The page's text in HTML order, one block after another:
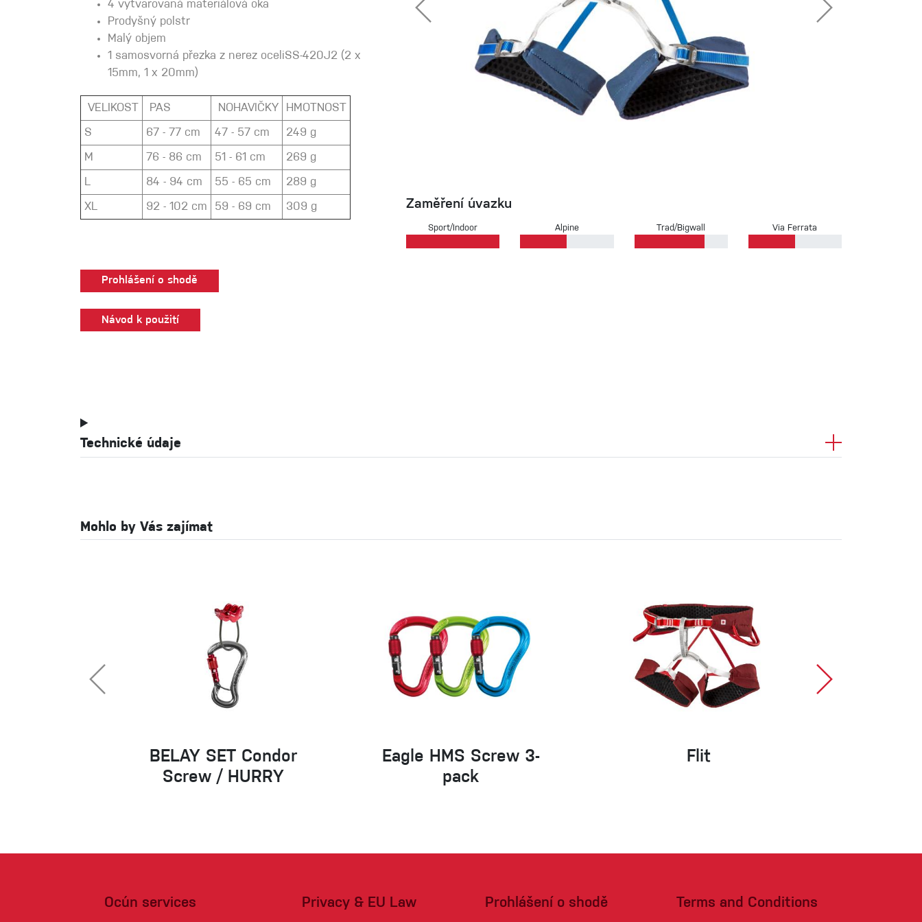
Spárové rukavice
Lezecké oblečení
Muži Kalhoty
Trika
Ženy
4 vytvarovaná materiálová oka
Prodyšný polstr
Malý objem
1 samosvorná přezka z nerez oceliSS-420J2 (2 x
15mm, 1 x 20mm)
VELIKOST PAS NOHAVIČKY HMOTNOST
S 67 - 77 cm 47 - 57 cm 249 g
M 76 - 86 cm 51 - 61 cm 269 g
L 84 - 94 cm 55 - 65 cm 289 g
XL 92 - 102 cm 59 - 69 cm 309 g
Prohlášení o shodě
Návod k použití
Zaměření úvazku
Sport/Indoor Alpine Trad/Bigwall Via Ferrata
Technické údaje
Mohlo by Vás zajímat
BELAY SET Condor
Screw / HURRY
Eagle HMS Screw 3-
pack
Flit
Ocún services Privacy & EU Law Prohlášení o shodě Terms and Conditions